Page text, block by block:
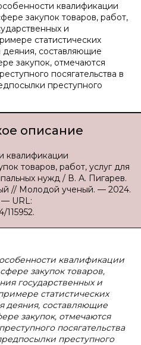
квалификации
закупок товаров, работ,
и
статистических
составляющие
закупок, отмечаются
посягательства в
преступного
описание
квалификации
товаров, работ, услуг для
нужд / В. А. Пигарев.
// Молодой ученый. — 2024.
URL:
квалификации
закупок товаров,
государственных и
статистических
деяния, составляющие
закупок, отмечаются
посягательства
преступного